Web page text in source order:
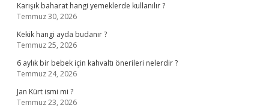
Karışık baharat hangi yemeklerde kullanılır ?
Temmuz 30, 2026
Kekik hangi ayda budanır ?
Temmuz 25, 2026
6 aylık bir bebek için kahvaltı önerileri nelerdir ?
Temmuz 24, 2026
Jan Kürt ismi mi ?
Temmuz 23, 2026